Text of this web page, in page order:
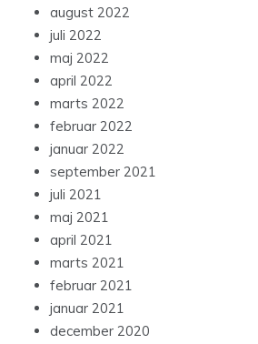
august 2022
juli 2022
maj 2022
april 2022
marts 2022
februar 2022
januar 2022
september 2021
juli 2021
maj 2021
april 2021
marts 2021
februar 2021
januar 2021
december 2020